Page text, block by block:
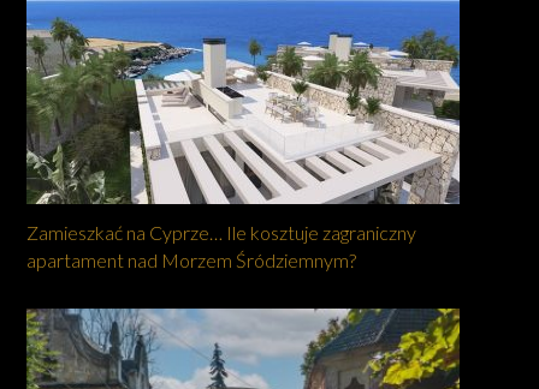
Zamieszkać na Cyprze… Ile kosztuje zagraniczny
apartament nad Morzem Śródziemnym?